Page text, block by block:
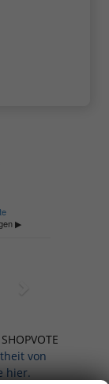
von
hier.